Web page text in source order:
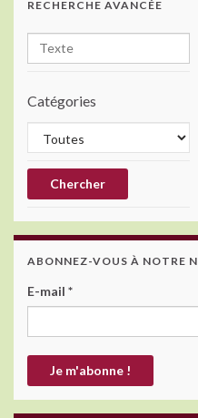
RECHERCHE AVANCÉE
Catégories
ABONNEZ-VOUS À NOTRE
E-mail *